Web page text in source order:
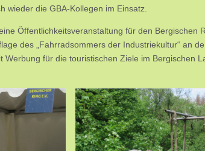
wieder die GBA-Kollegen im Einsatz.
Öffentlichkeitsveranstaltung für den Bergischen
des „Fahrradsommers der Industriekultur“ an
für die touristischen Ziele im Bergischen